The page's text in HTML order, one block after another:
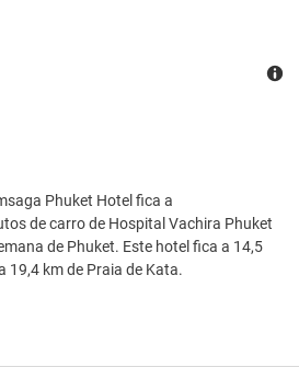
Phuket Hotel fica a
de carro de Hospital Vachira Phuket
de Phuket. Este hotel fica a 14,5
19,4 km de Praia de Kata.